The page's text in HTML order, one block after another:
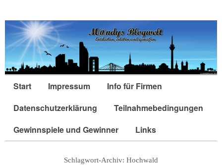
Start Impressum
Info für Firmen
Datenschutzerklärung
Teilnahmebedingungen
Gewinnspiele und Gewinner
Links
Schlagwort-Archiv: Hochwald